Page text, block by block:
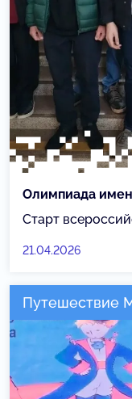
Олимпиада
Старт
21.04.2026
Путешествие